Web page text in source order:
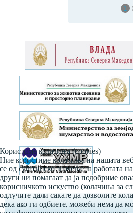
1
Користиме колачиња (cookies)
Ние користиме колачиња на нашата
се од суштинско значење за работата
други ни помагаат да ја подобриме
корисничкото искуство (колачиња за
одлучите дали сакате да дозволите
дека ако ги одбиете, можеби нема да